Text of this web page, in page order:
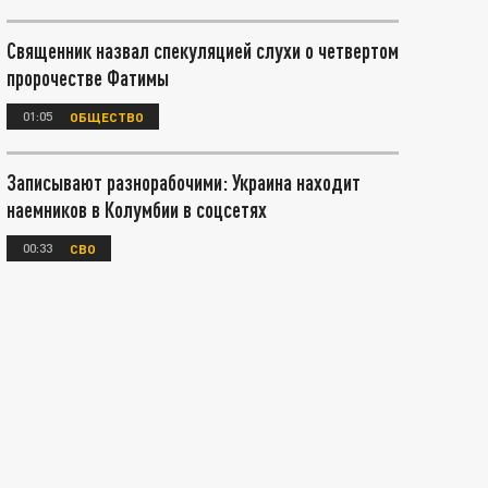
Священник назвал спекуляцией слухи о четвертом
пророчестве Фатимы
01:05 ОБЩЕСТВО
Записывают разнорабочими: Украина находит
наемников в Колумбии в соцсетях
00:33 СВО